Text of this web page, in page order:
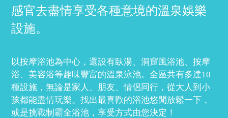
感官去盡情享受各種意境的溫泉娛樂
設施。
以按摩浴池為中心，還設有臥湯、洞窟風浴池、按摩
浴、美容浴等趣味豐富的溫泉泳池。全區共有多達10
種設施，無論是家人、朋友、情侶同行，從大人到小
孩都能盡情玩樂。找出最喜歡的浴池悠閒放鬆一下，
或是挑戰制霸全浴池，享受方式由您決定！​